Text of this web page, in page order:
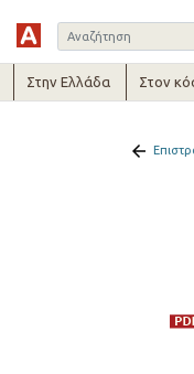
Στην Ελλάδα Στον